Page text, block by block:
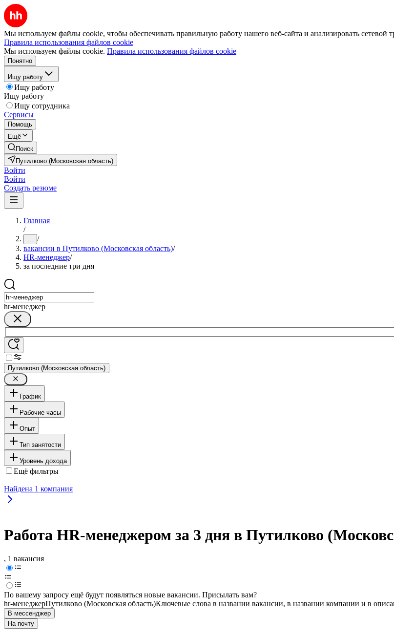
Мы используем файлы cookie, чтобы обеспечивать правильную работу нашего веб-сайта и анализировать сетевой
Правила использования файлов cookie
Мы используем файлы cookie. Правила использования файлов cookie
Понятно
Ищу работу
Ищу работу
Ищу работу
Ищу сотрудника
Сервисы
Помощь
Ещё
Поиск
Путилково (Московская область)
Войти
Войти
Создать резюме
Главная
/
... /
вакансии в Путилково (Московская область)/
HR-менеджер/
за последние три дня
hr-менеджер
Путилково (Московская область)
График
Рабочие часы
Опыт
Тип занятости
Уровень дохода
Ещё фильтры
Найдена 1 компания
Работа HR-менеджером за 3 дня в Путилково
, 1 вакансия
По вашему запросу ещё будут появляться новые вакансии. Присылать вам?
hr-менеджерПутилково (Московская область)Ключевые слова в названии вакансии, в названии компании и в
В мессенджер
На почту